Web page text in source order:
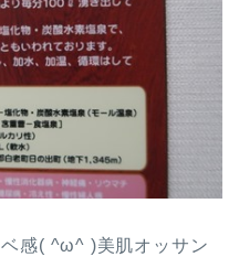
感( ^ω^ )美肌オッサン